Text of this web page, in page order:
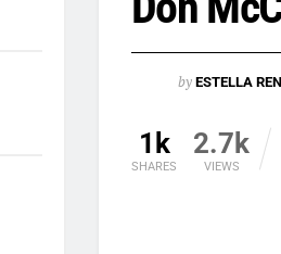
by ESTELLA
1k
SHARES
2.7k
VIEWS